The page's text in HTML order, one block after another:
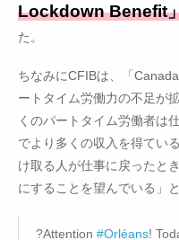
Lockdown Benefit
た。
ちなみにCFIBは、「
ートタイム労働力の不足が
くのパートタイム労働者は
でより多くの収入を得てい
け取る人が仕事に戻ったと
にすることを望んでいる」
?Attention #Orléans!